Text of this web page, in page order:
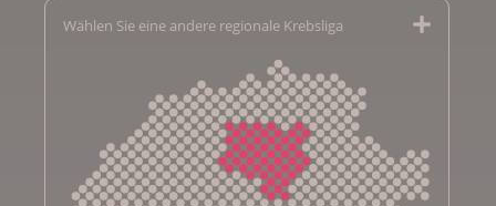
Wählen Sie eine andere regionale Krebsliga